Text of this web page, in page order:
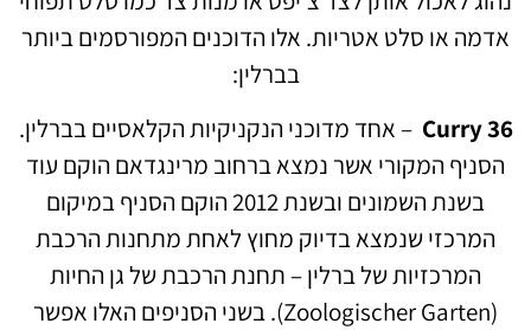
אדמה או סלט אטריות. אלו הדוכנים המפורסמים ביותר
בברלין:
Curry 36 – אחד מדוכני הנקניקיות הקלאסיים בברלין.
הסניף המקורי אשר נמצא ברחוב מרינגדאם הוקם עוד
בשנת השמונים ובשנת 2012 הוקם הסניף במיקום
המרכזי שנמצא בדיוק מחוץ לאחת מתחנות הרכבת
המרכזיות של ברלין – תחנת הרכבת של גן החיות
(Zoologischer Garten). בשני הסניפים האלו אפשר